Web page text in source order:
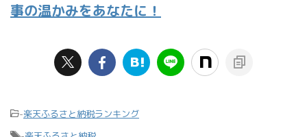
事の温かみをあなたに！
-楽天ふるさと納税ランキング